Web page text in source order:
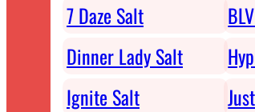
7 Daze Salt
Dinner Lady Salt
Ignite Salt